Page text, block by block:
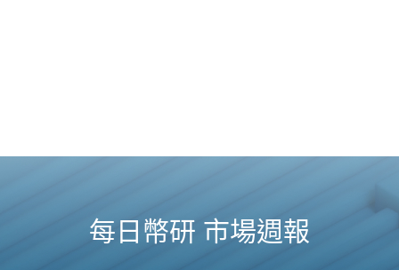
每日幣研 市場週報